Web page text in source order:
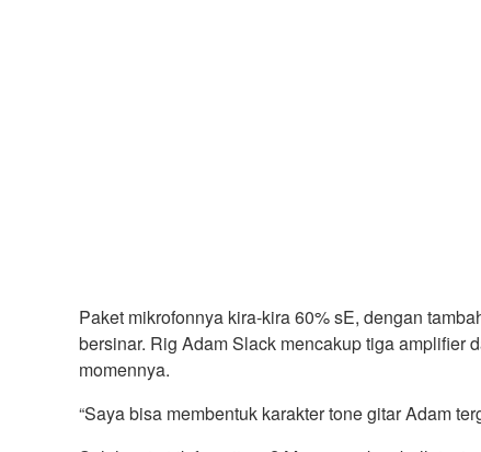
Paket mikrofonnya kira-kira 60% sE, dengan
bersinar. Rig Adam Slack mencakup tiga amplifier
momennya.
“Saya bisa membentuk karakter tone gitar Adam